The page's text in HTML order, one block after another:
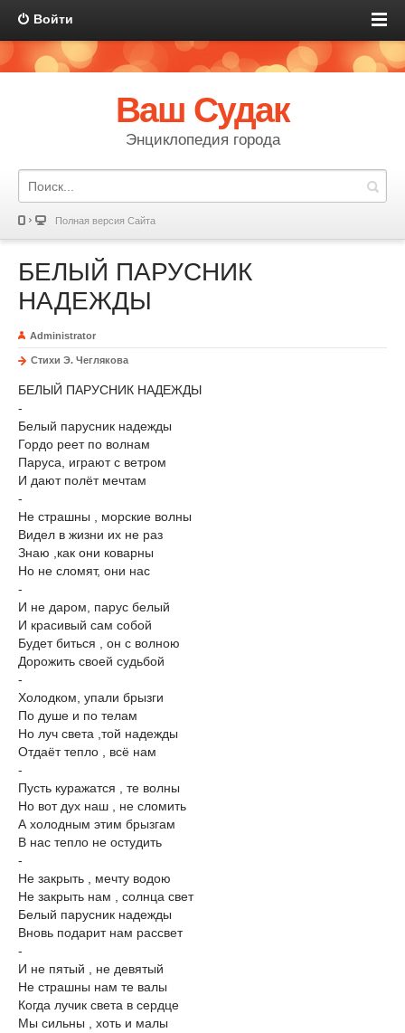
Войти
Ваш Судак
Энциклопедия города
Полная версия Сайта
БЕЛЫЙ ПАРУСНИК
НАДЕЖДЫ
Administrator
Стихи Э. Чеглякова
БЕЛЫЙ ПАРУСНИК НАДЕЖДЫ
-
Белый парусник надежды
Гордо реет по волнам
Паруса, играют с ветром
И дают полёт мечтам
-
Не страшны , морские волны
Видел в жизни их не раз
Знаю ,как они коварны
Но не сломят, они нас
-
И не даром, парус белый
И красивый сам собой
Будет биться , он с волною
Дорожить своей судьбой
-
Холодком, упали брызги
По душе и по телам
Но луч света ,той надежды
Отдаёт тепло , всё нам
-
Пусть куражатся , те волны
Но вот дух наш , не сломить
А холодным этим брызгам
В нас тепло не остудить
-
Не закрыть , мечту водою
Не закрыть нам , солнца свет
Белый парусник надежды
Вновь подарит нам рассвет
-
И не пятый , не девятый
Не страшны нам те валы
Когда лучик света в сердце
Мы сильны , хоть и малы